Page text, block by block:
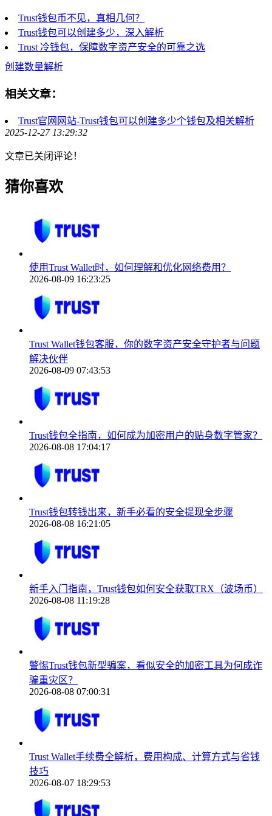
Trust钱包币不见，真相几何？
Trust钱包可以创建多少，深入解析
Trust 冷钱包，保障数字资产安全的可靠之选
创建数量解析
相关文章：
Trust官网网站-Trust钱包可以创建多少个钱包及相关解析
2025-12-27 13:29:32
文章已关闭评论！
猜你喜欢
使用Trust Wallet时，如何理解和优化网络费用？
2026-08-09 16:23:25
Trust Wallet钱包客服，你的数字资产安全守护者与问题
解决伙伴
2026-08-09 07:43:53
Trust钱包全指南，如何成为加密用户的贴身数字管家？
2026-08-08 17:04:17
Trust钱包转钱出来，新手必看的安全提现全步骤
2026-08-08 16:21:05
新手入门指南，Trust钱包如何安全获取TRX（波场币）
2026-08-08 11:19:28
警惕Trust钱包新型骗案，看似安全的加密工具为何成诈
骗重灾区？
2026-08-08 07:00:31
Trust Wallet手续费全解析，费用构成、计算方式与省钱
技巧
2026-08-07 18:29:53